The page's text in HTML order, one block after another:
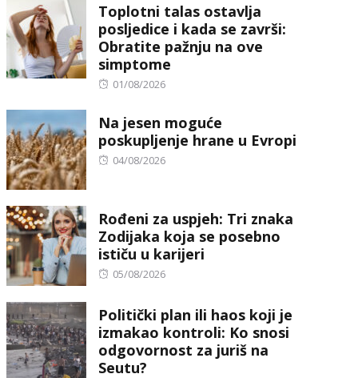
Toplotni talas ostavlja
posljedice i kada se završi:
Obratite pažnju na ove
simptome
Posted
01/08/2026
Na jesen moguće
poskupljenje hrane u Evropi
Posted
04/08/2026
Rođeni za uspjeh: Tri znaka
Zodijaka koja se posebno
ističu u karijeri
Posted
05/08/2026
Politički plan ili haos koji je
izmakao kontroli: Ko snosi
odgovornost za juriš na
Seutu?